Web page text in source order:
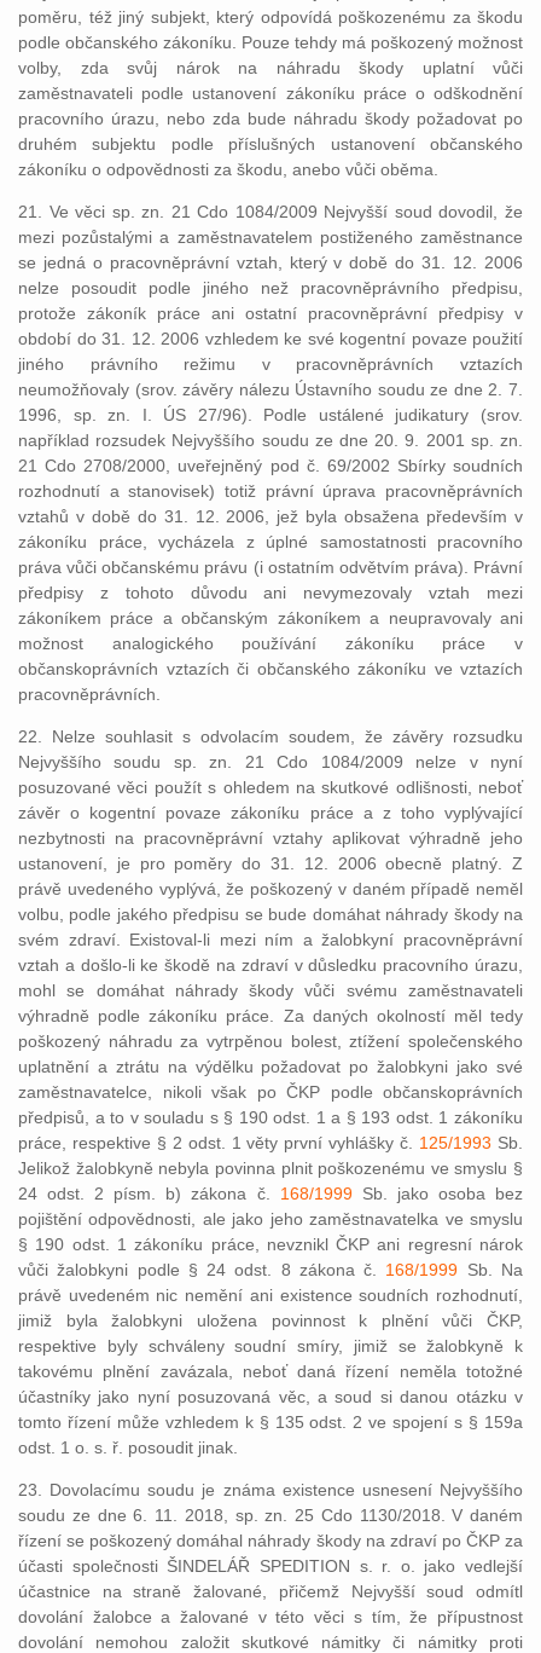
poměru, též jiný subjekt, který odpovídá poškozenému za škodu
podle občanského zákoníku. Pouze tehdy má poškozený možnost
volby, zda svůj nárok na náhradu škody uplatní vůči
zaměstnavateli podle ustanovení zákoníku práce o odškodnění
pracovního úrazu, nebo zda bude náhradu škody požadovat po
druhém subjektu podle příslušných ustanovení občanského
zákoníku o odpovědnosti za škodu, anebo vůči oběma.
21. Ve věci sp. zn. 21 Cdo 1084/2009 Nejvyšší soud dovodil, že
mezi pozůstalými a zaměstnavatelem postiženého zaměstnance
se jedná o pracovněprávní vztah, který v době do 31. 12. 2006
nelze posoudit podle jiného než pracovněprávního předpisu,
protože zákoník práce ani ostatní pracovněprávní předpisy v
období do 31. 12. 2006 vzhledem ke své kogentní povaze použití
jiného právního režimu v pracovněprávních vztazích
neumožňovaly (srov. závěry nálezu Ústavního soudu ze dne 2. 7.
1996, sp. zn. I. ÚS 27/96). Podle ustálené judikatury (srov.
například rozsudek Nejvyššího soudu ze dne 20. 9. 2001 sp. zn.
21 Cdo 2708/2000, uveřejněný pod č. 69/2002 Sbírky soudních
rozhodnutí a stanovisek) totiž právní úprava pracovněprávních
vztahů v době do 31. 12. 2006, jež byla obsažena především v
zákoníku práce, vycházela z úplné samostatnosti pracovního
práva vůči občanskému právu (i ostatním odvětvím práva). Právní
předpisy z tohoto důvodu ani nevymezovaly vztah mezi
zákoníkem práce a občanským zákoníkem a neupravovaly ani
možnost analogického používání zákoníku práce v
občanskoprávních vztazích či občanského zákoníku ve vztazích
pracovněprávních.
22. Nelze souhlasit s odvolacím soudem, že závěry rozsudku
Nejvyššího soudu sp. zn. 21 Cdo 1084/2009 nelze v nyní
posuzované věci použít s ohledem na skutkové odlišnosti, neboť
závěr o kogentní povaze zákoníku práce a z toho vyplývající
nezbytnosti na pracovněprávní vztahy aplikovat výhradně jeho
ustanovení, je pro poměry do 31. 12. 2006 obecně platný. Z
právě uvedeného vyplývá, že poškozený v daném případě neměl
volbu, podle jakého předpisu se bude domáhat náhrady škody na
svém zdraví. Existoval-li mezi ním a žalobkyní pracovněprávní
vztah a došlo-li ke škodě na zdraví v důsledku pracovního úrazu,
mohl se domáhat náhrady škody vůči svému zaměstnavateli
výhradně podle zákoníku práce. Za daných okolností měl tedy
poškozený náhradu za vytrpěnou bolest, ztížení společenského
uplatnění a ztrátu na výdělku požadovat po žalobkyni jako své
zaměstnavatelce, nikoli však po ČKP podle občanskoprávních
předpisů, a to v souladu s § 190 odst. 1 a § 193 odst. 1 zákoníku
práce, respektive § 2 odst. 1 věty první vyhlášky č. 125/1993 Sb.
Jelikož žalobkyně nebyla povinna plnit poškozenému ve smyslu §
24 odst. 2 písm. b) zákona č. 168/1999Sb. jako osoba bez
pojištění odpovědnosti, ale jako jeho zaměstnavatelka ve smyslu
§ 190 odst. 1 zákoníku práce, nevznikl ČKP ani regresní nárok
vůči žalobkyni podle § 24 odst. 8 zákona č. 168/1999 Sb. Na
právě uvedeném nic nemění ani existence soudních rozhodnutí,
jimiž byla žalobkyni uložena povinnost k plnění vůči ČKP,
respektive byly schváleny soudní smíry, jimiž se žalobkyně k
takovému plnění zavázala, neboť daná řízení neměla totožné
účastníky jako nyní posuzovaná věc, a soud si danou otázku v
tomto řízení může vzhledem k § 135 odst. 2 ve spojení s § 159a
odst. 1 o. s. ř. posoudit jinak.
23. Dovolacímu soudu je známa existence usnesení Nejvyššího
soudu ze dne 6. 11. 2018, sp. zn. 25 Cdo 1130/2018. V daném
řízení se poškozený domáhal náhrady škody na zdraví po ČKP za
účasti společnosti ŠINDELÁŘ SPEDITION s. r. o. jako vedlejší
účastnice na straně žalované, přičemž Nejvyšší soud odmítl
dovolání žalobce a žalované v této věci s tím, že přípustnost
dovolání nemohou založit skutkové námitky či námitky proti